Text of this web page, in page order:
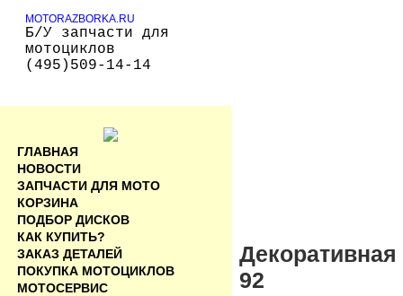
MOTORAZBORKA.RU
Б/У запчасти для
мотоциклов
(495)509-14-14
92
ГЛАВНАЯ
НОВОСТИ
ЗАПЧАСТИ ДЛЯ МОТО
КОРЗИНА
ПОДБОР ДИСКОВ
КАК КУПИТЬ?
ЗАКАЗ ДЕТАЛЕЙ
ПОКУПКА МОТОЦИКЛОВ
МОТОСЕРВИС